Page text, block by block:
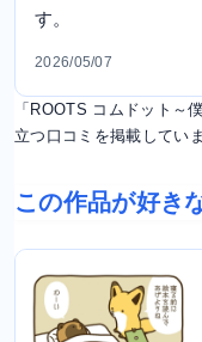
す。
2026/05/07
「ROOTS コムドット～
立つ口コミを掲載していま
この作品が好き